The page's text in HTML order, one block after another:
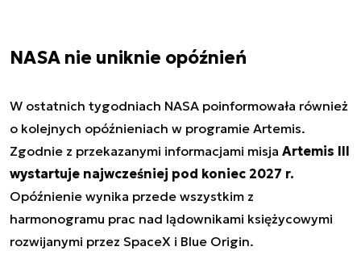
NASA nie uniknie opóźnień
W ostatnich tygodniach NASA poinformowała również
o kolejnych opóźnieniach w programie Artemis.
Zgodnie z przekazanymi informacjami misja Artemis III
wystartuje najwcześniej pod koniec 2027 r.
Opóźnienie wynika przede wszystkim z
harmonogramu prac nad lądownikami księżycowymi
rozwijanymi przez SpaceX i Blue Origin.